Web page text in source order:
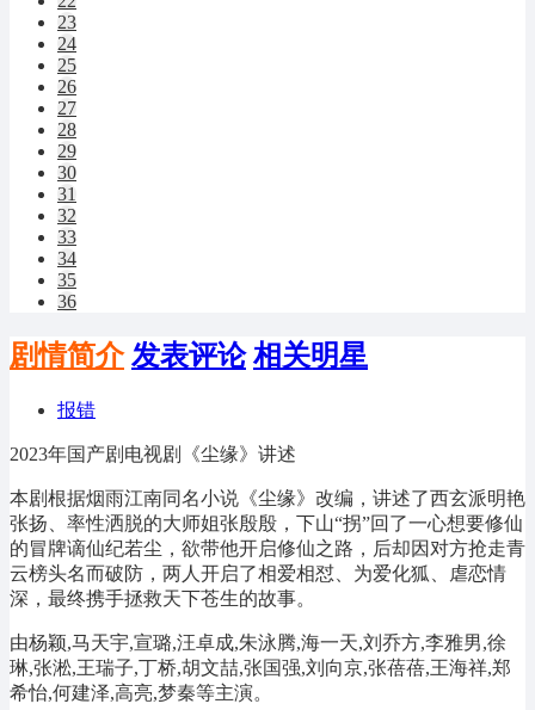
23
24
25
26
27
28
29
30
31
32
33
34
35
36
剧情简介 发表评论 相关明星
报错
2023年国产剧电视剧《尘缘》讲述
本剧根据烟雨江南同名小说《尘缘》改编，讲述了西玄派明艳
张扬、率性洒脱的大师姐张殷殷，下山“拐”回了一心想要修仙
的冒牌谪仙纪若尘，欲带他开启修仙之路，后却因对方抢走青
云榜头名而破防，两人开启了相爱相怼、为爱化狐、虐恋情
深，最终携手拯救天下苍生的故事。
由杨颖,马天宇,宣璐,汪卓成,朱泳腾,海一天,刘乔方,李雅男,徐
琳,张淞,王瑞子,丁桥,胡文喆,张国强,刘向京,张蓓蓓,王海祥,郑
希怡,何建泽,高亮,梦秦等主演。